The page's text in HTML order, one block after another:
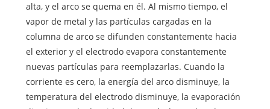
alta, y el arco se quema en él. Al mismo tiempo, el
vapor de metal y las partículas cargadas en la
columna de arco se difunden constantemente hacia
el exterior y el electrodo evapora constantemente
nuevas partículas para reemplazarlas. Cuando la
corriente es cero, la energía del arco disminuye, la
temperatura del electrodo disminuye, la evaporación